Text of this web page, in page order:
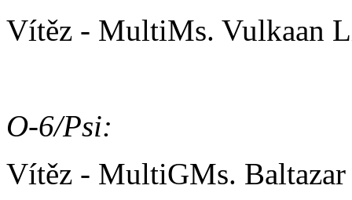
Vítěz - MultiMs. Vulkaan
O-6/Psi:
Vítěz - MultiGMs.